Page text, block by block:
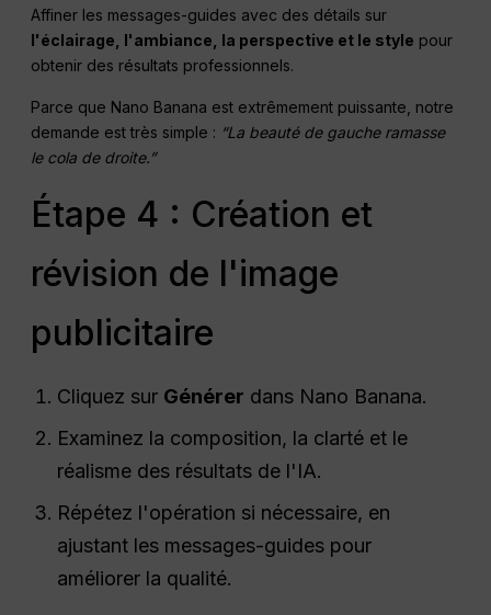
Affiner les messages-guides avec des détails sur
l'éclairage, l'ambiance, la perspective et le style pour
obtenir des résultats professionnels.
Parce que Nano Banana est extrêmement puissante, notre
demande est très simple : “La beauté de gauche ramasse
le cola de droite.”
Étape 4 : Création et
révision de l'image
publicitaire
Cliquez sur Générer dans Nano Banana.
Examinez la composition, la clarté et le
réalisme des résultats de l'IA.
Répétez l'opération si nécessaire, en
ajustant les messages-guides pour
améliorer la qualité.